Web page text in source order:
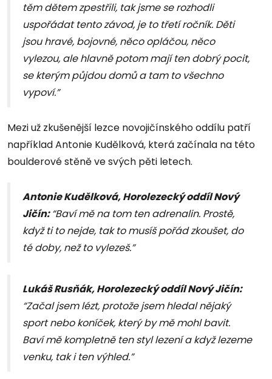
těm dětem zpestřili, tak jsme se rozhodli
uspořádat tento závod, je to třetí ročník. Děti
jsou hravé, bojovné, něco opláčou, něco
vylezou, ale hlavně potom mají ten dobrý pocit,
se kterým půjdou domů a tam to všechno
vypoví.”
Mezi už zkušenější lezce novojičínského oddílu patří
například Antonie Kudělková, která začínala na této
boulderové stěně ve svých pěti letech.
Antonie Kudělková, Horolezecký oddíl Nový
Jičín:“Baví mě na tom ten adrenalin. Prostě,
když ti to nejde, tak to musíš pořád zkoušet, do
té doby, než to vylezeš.”
Lukáš Rusňák, Horolezecký oddíl Nový Jičín:
“Začal jsem lézt, protože jsem hledal nějaký
sport nebo koníček, který by mě mohl bavit.
Baví mě kompletně ten styl lezení a když lezeme
venku, tak i ten výhled.”